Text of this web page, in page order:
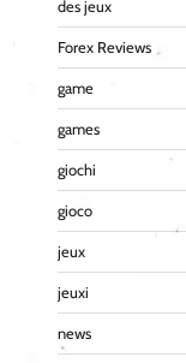
des jeux
Forex Reviews
game
games
giochi
gioco
jeux
jeuxi
news